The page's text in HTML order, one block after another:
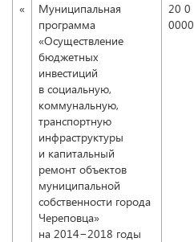
«
Муниципальная
программа
«Осуществление
бюджетных
инвестиций
в социальную,
коммунальную,
транспортную
инфраструктуры
и капитальный
ремонт объектов
муниципальной
собственности города
Череповца»
на 2014−2018 годы
20 0
0000